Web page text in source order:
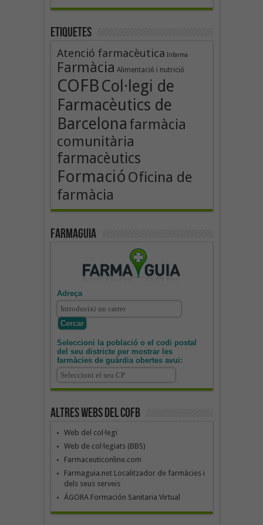
Etiquetes
Atenció farmacèutica Infarma
Farmàcia Alimentació i nutrició
COFBCol·legi de
Farmacèutics de
Barcelona farmàcia
comunitària
farmacèutics
Formació Oficina de
farmàcia
Farmaguia
Adreça
Seleccioni la població o el codi postal
del seu districte per mostrar les
farmàcies de guàrdia obertes avui:
Altres webs del COFB
Web del col·legi
Web de col·legiats (BBS)
Farmaceuticonline.com
Farmaguia.net Localitzador de farmàcies i
dels seus serveis
ÁGORA Formación Sanitaria Virtual